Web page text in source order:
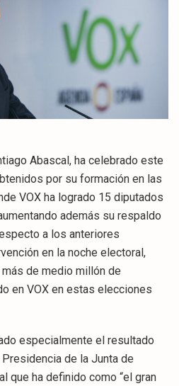
Abascal, ha celebrado este
por su formación en las
VOX ha logrado 15 diputados
además su respaldo
a los anteriores
en la noche electoral,
de medio millón de
en VOX en estas elecciones
especialmente el resultado
de la Junta de
que ha definido como “el gran